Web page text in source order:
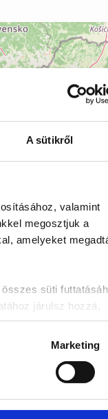
A sütikről
valamint
megosztjuk a
amelyeket
süti
járulsz hozzá,
Marketing